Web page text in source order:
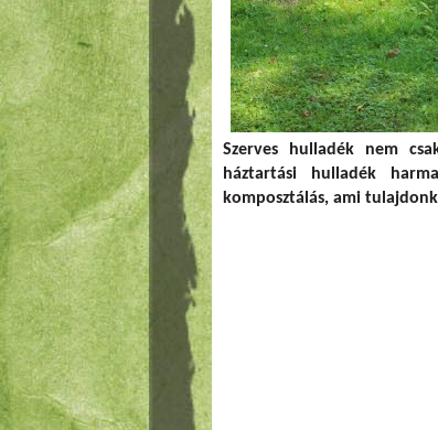
Szerves hulladék nem
háztartási hulladék
komposztálás, ami